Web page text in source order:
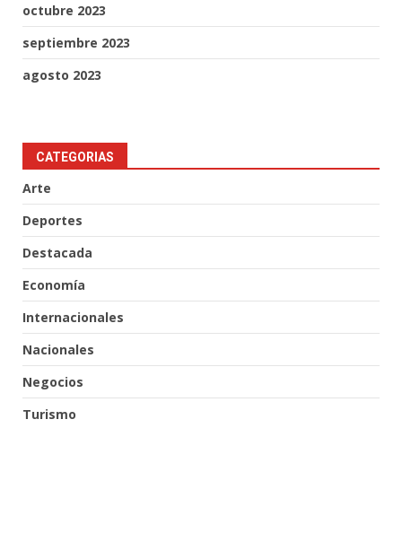
octubre 2023
septiembre 2023
agosto 2023
CATEGORIAS
Arte
Deportes
Destacada
Economía
Internacionales
Nacionales
Negocios
Turismo